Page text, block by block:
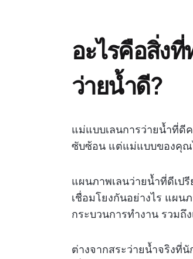
อะไรคือสิ่ง
ว่ายน้ำดี?
แม่แบบเลนการว่ายน้ำที่ดี
ซับซ้อน แต่แม่แบบของคุณ
แผนภาพเลนว่ายน้ำที่ดีเป
เชื่อมโยงกันอย่างไร แผ
กระบวนการทำงาน รวมถึ
ต่างจากสระว่ายน้ำจริงที่